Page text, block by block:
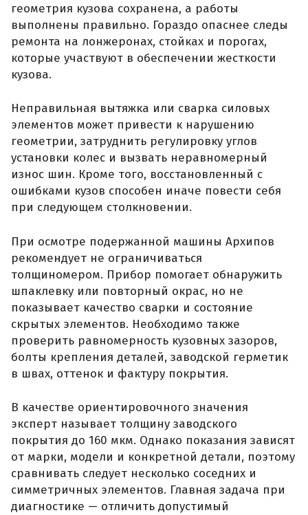
геометрия кузова сохранена, а работы
выполнены правильно. Гораздо опаснее следы
ремонта на лонжеронах, стойках и порогах,
которые участвуют в обеспечении жесткости
кузова.
Неправильная вытяжка или сварка силовых
элементов может привести к нарушению
геометрии, затруднить регулировку углов
установки колес и вызвать неравномерный
износ шин. Кроме того, восстановленный с
ошибками кузов способен иначе повести себя
при следующем столкновении.
При осмотре подержанной машины Архипов
рекомендует не ограничиваться
толщиномером. Прибор помогает обнаружить
шпаклевку или повторный окрас, но не
показывает качество сварки и состояние
скрытых элементов. Необходимо также
проверить равномерность кузовных зазоров,
болты крепления деталей, заводской герметик
в швах, оттенок и фактуру покрытия.
В качестве ориентировочного значения
эксперт называет толщину заводского
покрытия до 160 мкм. Однако показания зависят
от марки, модели и конкретной детали, поэтому
сравнивать следует несколько соседних и
симметричных элементов. Главная задача при
диагностике — отличить допустимый